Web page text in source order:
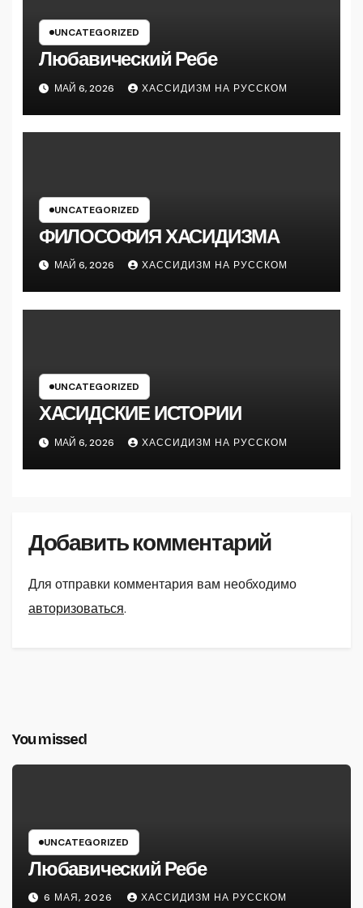
UNCATEGORIZED
Любавический Ребе
МАЙ 6, 2026 ХАССИДИЗМ НА РУССКОМ
UNCATEGORIZED
ФИЛОСОФИЯ ХАСИДИЗМА
МАЙ 6, 2026 ХАССИДИЗМ НА РУССКОМ
UNCATEGORIZED
ХАСИДСКИЕ ИСТОРИИ
МАЙ 6, 2026 ХАССИДИЗМ НА РУССКОМ
Добавить комментарий
Для отправки комментария вам необходимо
авторизоваться.
You missed
UNCATEGORIZED
Любавический Ребе
6 МАЯ, 2026 ХАССИДИЗМ НА РУССКОМ